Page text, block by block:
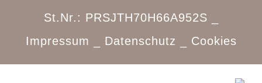
St.Nr.: PRSJTH70H66A952S _
Impressum
Datenschutz Cookies